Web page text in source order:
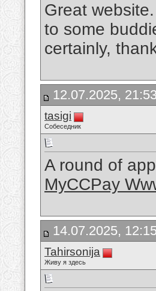
Great
to some
certainly,
12.07.2025, 21:53
tasigi
Собеседник
A round of
MyCCPay
14.07.2025,
Tahirsonija
Живу я здесь